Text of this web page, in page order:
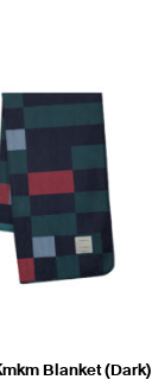
Blanket (Dark)